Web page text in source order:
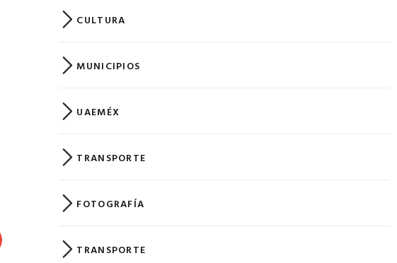
CULTURA
MUNICIPIOS
UAEMÉX
TRANSPORTE
FOTOGRAFÍA
TRANSPORTE